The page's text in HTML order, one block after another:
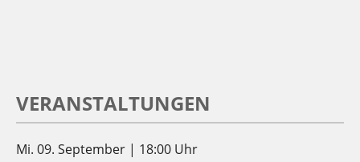
VERANSTALTUNGEN
Mi. 09. September | 18:00 Uhr